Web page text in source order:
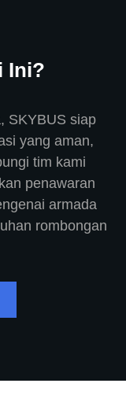
Ini?
SKYBUS siap
yang aman,
tim kami
penawaran
armada
rombongan